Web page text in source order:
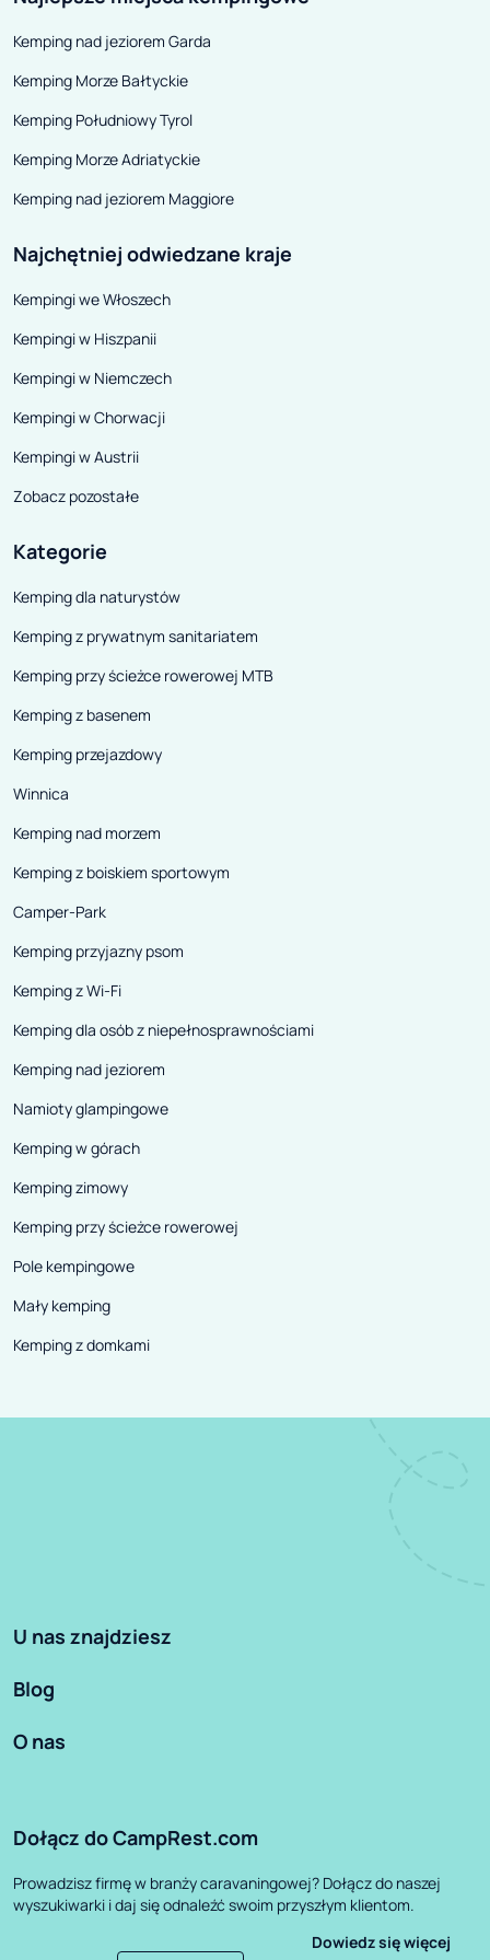
foteli w kabinie kierowcy i
pasażera. Aby coś przekąsić,
należy po prostu odwrócić fotele o
180 stopni.
Kemping nad jeziorem Garda
Kemping Morze Bałtyckie
Kemping Południowy Tyrol
Kemping Morze Adriatyckie
Kemping nad jeziorem Maggiore
Najchętniej odwiedzane kraje
Kempingi we Włoszech
Kempingi w Hiszpanii
Kempingi w Niemczech
Kempingi w Chorwacji
Kempingi w Austrii
Zobacz pozostałe
Kategorie
Kemping dla naturystów
Kemping z prywatnym sanitariatem
Kemping przy ścieżce rowerowej MTB
Kemping z basenem
Kemping przejazdowy
Winnica
Kemping nad morzem
Kemping z boiskiem sportowym
Camper-Park
Kemping przyjazny psom
Kemping z Wi-Fi
Kemping dla osób z niepełnosprawnościami
Kemping nad jeziorem
Namioty glampingowe
Kemping w górach
Kemping zimowy
Kemping przy ścieżce rowerowej
Pole kempingowe
Mały kemping
Kemping z domkami
U nas znajdziesz
Blog
O nas
Dołącz do CampRest.com
Prowadzisz firmę w branży caravaningowej? Dołącz do naszej
wyszukiwarki i daj się odnaleźć swoim przyszłym klientom.
Dowiedz się więcej